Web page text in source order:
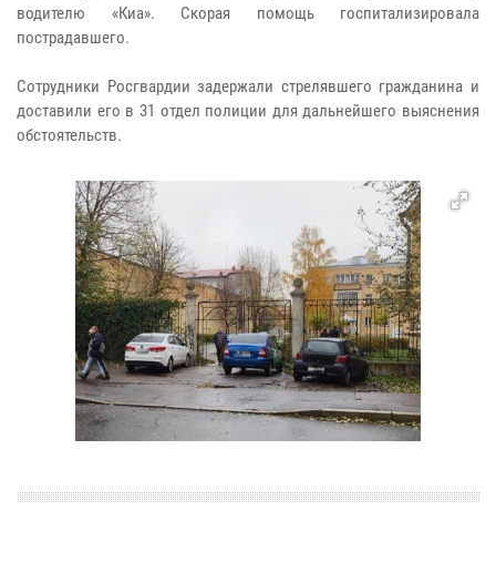
водителю «Киа». Скорая помощь госпитализировала
пострадавшего.
Сотрудники Росгвардии задержали стрелявшего гражданина и
доставили его в 31 отдел полиции для дальнейшего выяснения
обстоятельств.